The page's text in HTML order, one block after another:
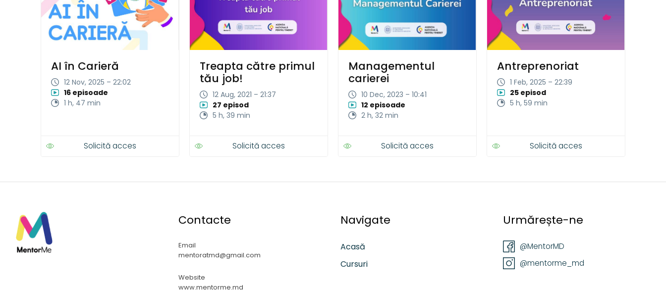
AI în Carieră
12 Nov, 2025 – 22:02
16 episoade
1 h, 47 min
Solicită acces
Treapta către primul
tău job!
12 Aug, 2021 – 21:37
27 episod
5 h, 39 min
Solicită acces
Managementul
carierei
10 Dec, 2023 – 10:41
12 episoade
2 h, 32 min
Solicită acces
Antreprenoriat
1 Feb, 2025 – 22:39
25 episod
5 h, 59 min
Solicită acces
Contacte
Email
mentoratmd@gmail.com
Website
www.mentorme.md
Navigate
Acasă
Cursuri
Urmărește-ne
@MentorMD
@mentorme_md